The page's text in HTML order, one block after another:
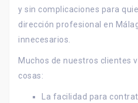
y sin complicaciones para
dirección profesional en
innecesarios.
Muchos de nuestros clientes
cosas:
La facilidad para